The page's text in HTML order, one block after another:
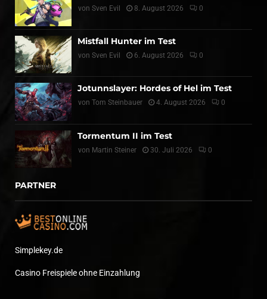
von Sven Evil 8. August 2026 0
Mistfall Hunter im Test
von Sven Evil 6. August 2026 0
Jotunnslayer: Hordes of Hel im Test
von Tom Steinbauer 4. August 2026 0
Tormentum II im Test
von Martin Steiner 30. Juli 2026 0
PARTNER
Simplekey.de
Casino Freispiele ohne Einzahlung